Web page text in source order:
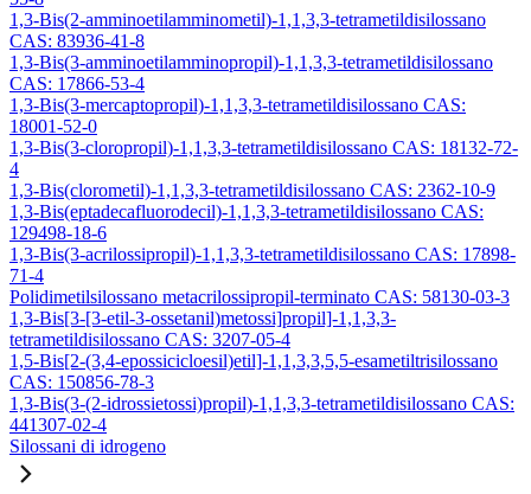
1,3-Bis(2-amminoetilamminometil)-1,1,3,3-tetrametildisilossano
CAS: 83936-41-8
1,3-Bis(3-amminoetilamminopropil)-1,1,3,3-tetrametildisilossano
CAS: 17866-53-4
1,3-Bis(3-mercaptopropil)-1,1,3,3-tetrametildisilossano CAS:
18001-52-0
1,3-Bis(3-cloropropil)-1,1,3,3-tetrametildisilossano CAS: 18132-72-
4
1,3-Bis(clorometil)-1,1,3,3-tetrametildisilossano CAS: 2362-10-9
1,3-Bis(eptadecafluorodecil)-1,1,3,3-tetrametildisilossano CAS:
129498-18-6
1,3-Bis(3-acrilossipropil)-1,1,3,3-tetrametildisilossano CAS: 17898-
71-4
Polidimetilsilossano metacrilossipropil-terminato CAS: 58130-03-3
1,3-Bis[3-[3-etil-3-ossetanil)metossi]propil]-1,1,3,3-
tetrametildisilossano CAS: 3207-05-4
1,5-Bis[2-(3,4-epossicicloesil)etil]-1,1,3,3,5,5-esametiltrisilossano
CAS: 150856-78-3
1,3-Bis(3-(2-idrossietossi)propil)-1,1,3,3-tetrametildisilossano CAS:
441307-02-4
Silossani di idrogeno